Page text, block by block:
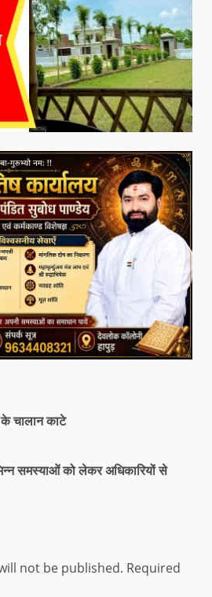
चालान काटे
समस्याओं को लेकर अधिकारियों से
not be published. Required